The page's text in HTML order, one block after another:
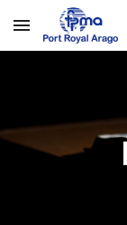
Skip to main